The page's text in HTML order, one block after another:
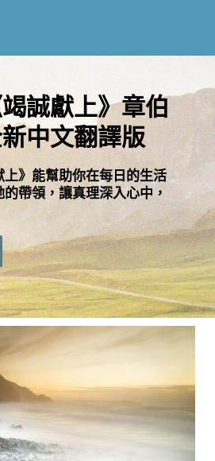
閱
語
言
關
於
竭
誠
獻
上
誠獻上》章伯
中文翻譯版
》能幫助你在每日的生活
帶領，讓真理深入心中，